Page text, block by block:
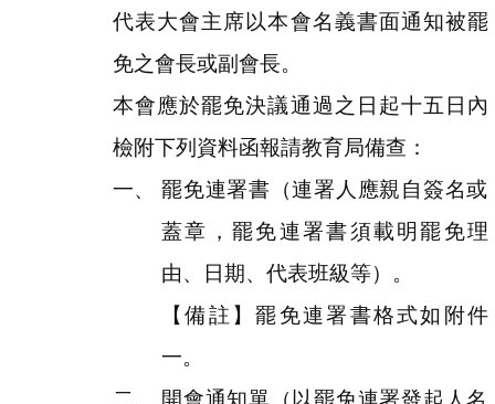
代表大會主席以本會名義書面通知被罷
免之會長或副會長。
本會應於罷免決議通過之日起十五日內
檢附下列資料函報請教育局備查：
罷免連署書（連署人應親自簽名或
蓋章，罷免連署書須載明罷免理
由、日期、代表班級等）。
【備註】罷免連署書格式如附件
一。